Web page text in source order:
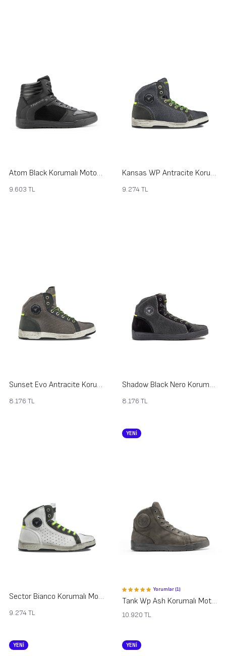
Atom Black Korumalı Motosiklet Ayakkabısı
9.603 TL
Kansas WP Antracite Korumalı Motosiklet Ayakkabısı
9.274TL
Sunset Evo Antracite Korumalı Motosiklet Ayakkabısı
8.176 TL
Shadow Black Nero Korumalı Motosiklet Ayakkabısı
8.176 TL
Sector Bianco Korumalı Motosiklet Ayakkabısı
9.274TL
YENİ
Yorumlar (1)
Tank Wp Ash Korumalı Motosiklet Ayakkabısı
10.920 TL
YENİ YENİ